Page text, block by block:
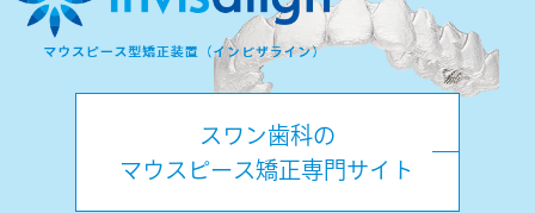
スワン歯科の
マウスピース矯正専門サイト